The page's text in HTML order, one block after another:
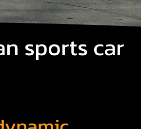
sports car